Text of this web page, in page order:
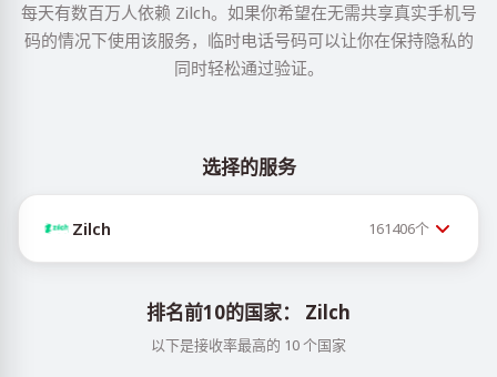
每天有数百万人依赖 Zilch。如果你希望在无需共享真实手机号
码的情况下使用该服务，临时电话号码可以让你在保持隐私的
同时轻松通过验证。
选择的服务
Zilch 161406个
排名前10的国家： Zilch
以下是接收率最高的 10 个国家